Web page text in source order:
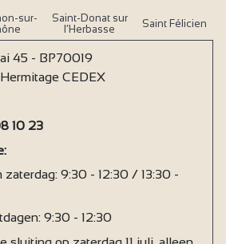
sur-
Saint-Donat sur
l’Herbasse
Saint Félicien
45 - BP70019
CEDEX
10 23
zaterdag: 9:30 - 12:30 / 13:30 -
9:30 - 12:30